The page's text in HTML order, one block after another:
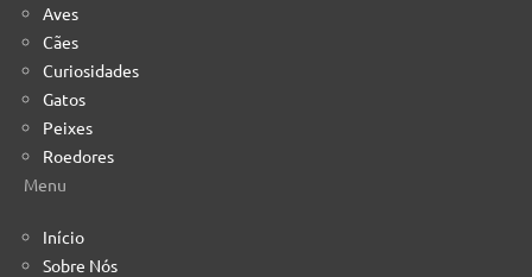
Aves
Cães
Curiosidades
Gatos
Peixes
Roedores
Menu
Início
Sobre Nós